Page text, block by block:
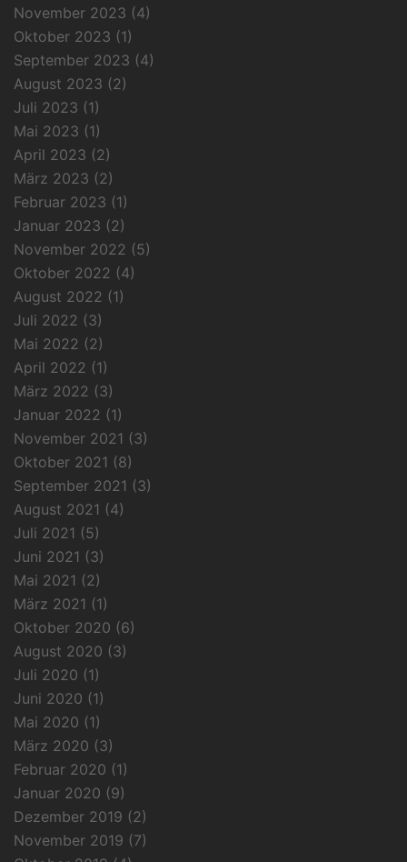
November 2023 (4)
Oktober 2023 (1)
September 2023 (4)
August 2023 (2)
Juli 2023 (1)
Mai 2023 (1)
April 2023 (2)
März 2023 (2)
Februar 2023 (1)
Januar 2023 (2)
November 2022 (5)
Oktober 2022 (4)
August 2022 (1)
Juli 2022 (3)
Mai 2022 (2)
April 2022 (1)
März 2022 (3)
Januar 2022 (1)
November 2021 (3)
Oktober 2021 (8)
September 2021 (3)
August 2021 (4)
Juli 2021 (5)
Juni 2021 (3)
Mai 2021 (2)
März 2021 (1)
Oktober 2020 (6)
August 2020 (3)
Juli 2020 (1)
Juni 2020 (1)
Mai 2020 (1)
März 2020 (3)
Februar 2020 (1)
Januar 2020 (9)
Dezember 2019 (2)
November 2019 (7)